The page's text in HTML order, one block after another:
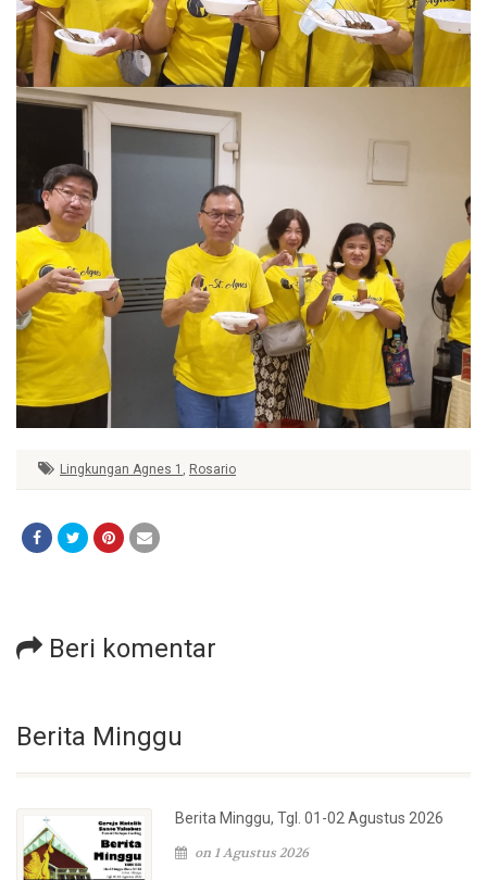
Lingkungan Agnes 1 , Rosario
Beri komentar
Berita Minggu
Berita Minggu, Tgl. 01-02 Agustus 2026
on 1 Agustus 2026